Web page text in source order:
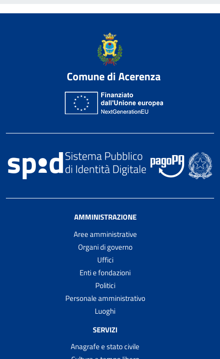
Comune di Acerenza
AMMINISTRAZIONE
Aree amministrative
Organi di governo
Uffici
Enti e fondazioni
Politici
Personale amministrativo
Luoghi
SERVIZI
Anagrafe e stato civile